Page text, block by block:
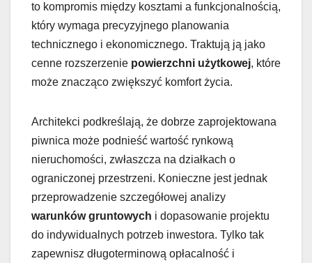
to kompromis między kosztami a funkcjonalnością,
który wymaga precyzyjnego planowania
technicznego i ekonomicznego. Traktują ją jako
cenne rozszerzenie powierzchni użytkowej, które
może znacząco zwiększyć komfort życia.
Architekci podkreślają, że dobrze zaprojektowana
piwnica może podnieść wartość rynkową
nieruchomości, zwłaszcza na działkach o
ograniczonej przestrzeni. Konieczne jest jednak
przeprowadzenie szczegółowej analizy
warunków gruntowych i dopasowanie projektu
do indywidualnych potrzeb inwestora. Tylko tak
zapewnisz długoterminową opłacalność i